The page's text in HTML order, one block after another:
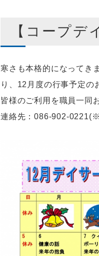
【コープデ
寒さも本格的になってき
り、12月度の行事予定の
皆様のご利用を職員一同
連絡先：086-902-0221(※